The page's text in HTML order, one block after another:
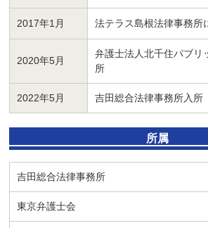
2017年1月 法テラス島根法律事務所
2020年5月
弁護士法人北千住パブリ
所
2022年5月 吉田総合法律事務所入所
所属
吉田総合法律事務所
東京弁護士会